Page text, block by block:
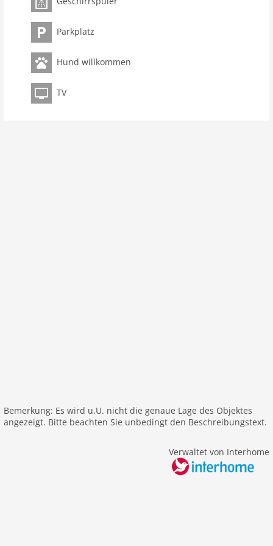
Objekt
Maximalbelegung 5 Pers.
Wohnfläche 100 m2
Zimmer 3
Schlafzimmer 2
Toiletten 1
Badezimmer 1
Grill
Umzäuntes Grundstück
Parkplatz
Hund willkommen
TV
Bemerkung: Es wird u.U. nicht die genaue Lage des Objektes
angezeigt. Bitte beachten Sie unbedingt den Beschreibungstext.
Verwaltet von Interhome